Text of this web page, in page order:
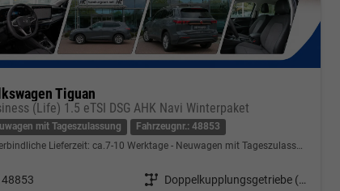
Tiguan
(Life) 1.5 eTSI DSG AHK Navi Winterpaket
mit Tageszulassung
Fahrzeugnr.: 48853
Lieferzeit: ca.7-10 Werktage Neuwagen mit Tageszulassung
48853 Getriebe
Doppelkupplungsgetriebe (DSG)